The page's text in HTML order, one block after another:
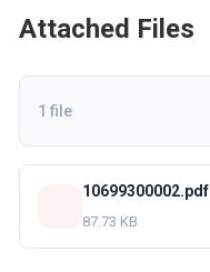
Attached Files
1 file
10699300002.pdf
87.73 KB